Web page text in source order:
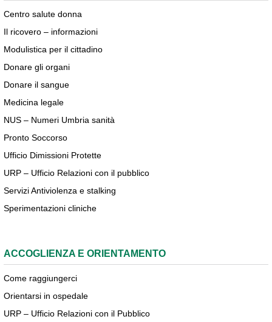
Centro salute donna
Il ricovero – informazioni
Modulistica per il cittadino
Donare gli organi
Donare il sangue
Medicina legale
NUS – Numeri Umbria sanità
Pronto Soccorso
Ufficio Dimissioni Protette
URP – Ufficio Relazioni con il pubblico
Servizi Antiviolenza e stalking
Sperimentazioni cliniche
ACCOGLIENZA E ORIENTAMENTO
Come raggiungerci
Orientarsi in ospedale
URP – Ufficio Relazioni con il Pubblico